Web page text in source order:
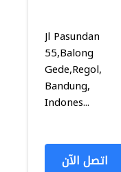
Jl Pasundan
55,Balong
Gede,Regol,
Bandung,
Indones...
اتصل الآن